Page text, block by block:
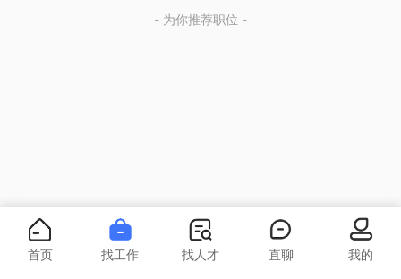
- 为你推荐职位 -
首页 找工作 找人才 直聊 我的